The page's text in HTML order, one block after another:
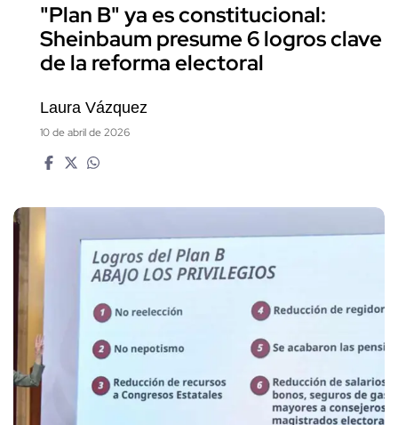
"Plan B" ya es constitucional:
Sheinbaum presume 6 logros clave
de la reforma electoral
Laura Vázquez
10 de abril de 2026